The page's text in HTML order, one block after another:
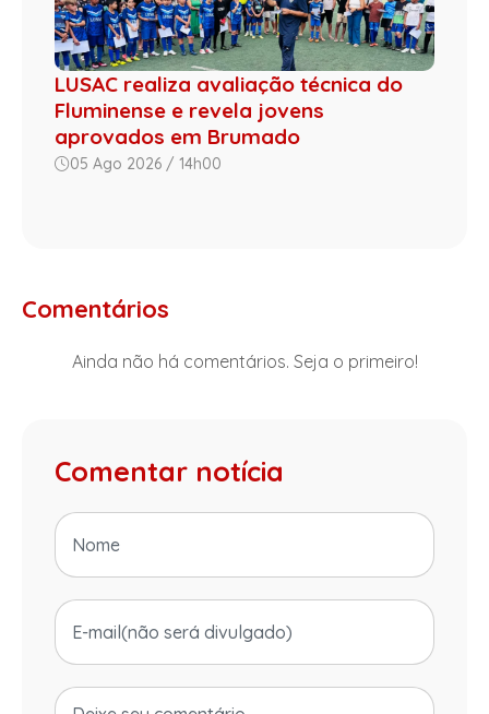
LUSAC realiza avaliação técnica do
Fluminense e revela jovens
aprovados em Brumado
05 Ago 2026 / 14h00
Comentários
Ainda não há comentários. Seja o primeiro!
Comentar notícia